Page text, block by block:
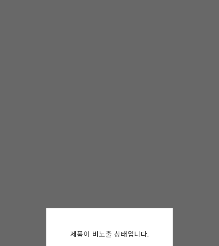
제품이 비노출 상태입니다.